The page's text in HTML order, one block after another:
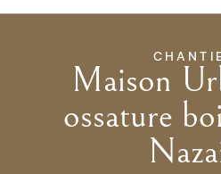
Maison
ossature